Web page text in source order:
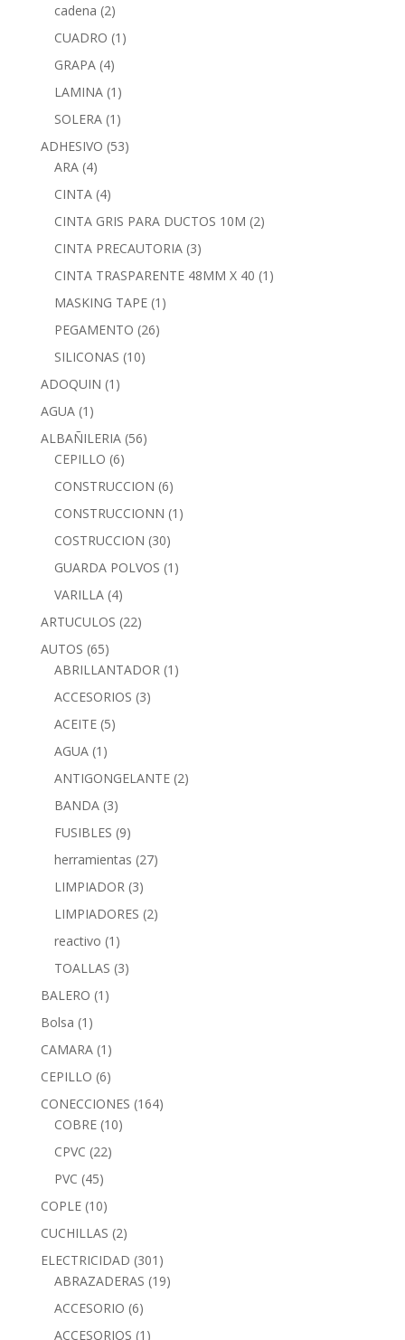
cadena (2)
CUADRO (1)
GRAPA (4)
LAMINA (1)
SOLERA (1)
ADHESIVO (53)
ARA (4)
CINTA (4)
CINTA GRIS PARA DUCTOS 10M (2)
CINTA PRECAUTORIA (3)
CINTA TRASPARENTE 48MM X 40 (1)
MASKING TAPE (1)
PEGAMENTO (26)
SILICONAS (10)
ADOQUIN (1)
AGUA (1)
ALBAÑILERIA (56)
CEPILLO (6)
CONSTRUCCION (6)
CONSTRUCCIONN (1)
COSTRUCCION (30)
GUARDA POLVOS (1)
VARILLA (4)
ARTUCULOS (22)
AUTOS (65)
ABRILLANTADOR (1)
ACCESORIOS (3)
ACEITE (5)
AGUA (1)
ANTIGONGELANTE (2)
BANDA (3)
FUSIBLES (9)
herramientas (27)
LIMPIADOR (3)
LIMPIADORES (2)
reactivo (1)
TOALLAS (3)
BALERO (1)
Bolsa (1)
CAMARA (1)
CEPILLO (6)
CONECCIONES (164)
COBRE (10)
CPVC (22)
PVC (45)
COPLE (10)
CUCHILLAS (2)
ELECTRICIDAD (301)
ABRAZADERAS (19)
ACCESORIO (6)
ACCESORIOS (1)